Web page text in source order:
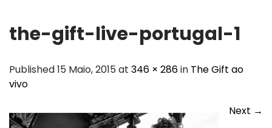
the-gift-live-portugal-1
Published 15 Maio, 2015 at 346 × 286in The Gift ao
vivo
Next →